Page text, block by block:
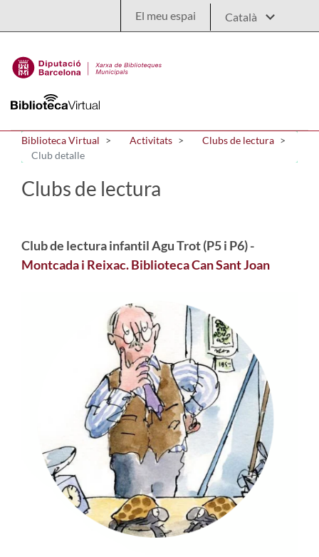
El meu espai
Biblioteca Virtual Activitats
Clubs de lectura
Club detalle
Clubs de lectura
Club de lectura infantil Agu Trot (P5 i P6) -
Montcada i Reixac. Biblioteca Can Sant Joan